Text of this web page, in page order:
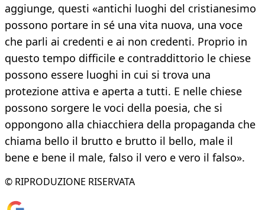
aggiunge, questi «antichi luoghi del cristianesimo
possono portare in sé una vita nuova, una voce
che parli ai credenti e ai non credenti. Proprio in
questo tempo difficile e contraddittorio le chiese
possono essere luoghi in cui si trova una
protezione attiva e aperta a tutti. E nelle chiese
possono sorgere le voci della poesia, che si
oppongono alla chiacchiera della propaganda che
chiama bello il brutto e brutto il bello, male il
bene e bene il male, falso il vero e vero il falso».
© RIPRODUZIONE RISERVATA